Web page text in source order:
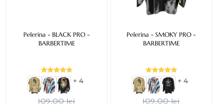
Pelerina - BLACK PRO -
BARBERTIME
+ 4
109,00 lei
Pelerina - SMOKY PRO -
BARBERTIME
+ 4
109,00 lei